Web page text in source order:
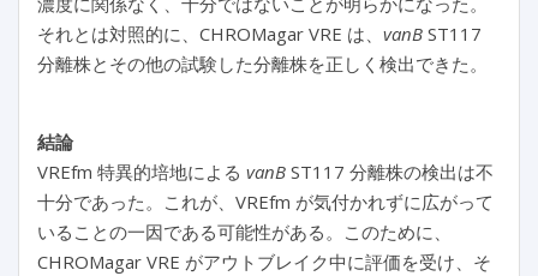
それとは対照的に、CHROMagar VRE は、 vanB ST117
分離株とその他の試験した分離株を正しく検出できた。
結論
VREfm 特異的培地による vanB ST117 分離株の検出は不
十分であった。これが、VREfm が気付かれずに広がって
いることの一因である可能性がある。このために、
CHROMagar VRE がアウトブレイク中に評価を受け、そ